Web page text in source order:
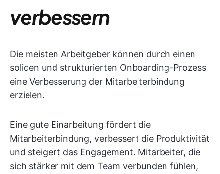
verbessern
Die meisten Arbeitgeber können durch einen
soliden und strukturierten Onboarding-Prozess
eine Verbesserung der Mitarbeiterbindung
erzielen.
Eine gute Einarbeitung fördert die
Mitarbeiterbindung, verbessert die Produktivität
und steigert das Engagement. Mitarbeiter, die
sich stärker mit dem Team verbunden fühlen,